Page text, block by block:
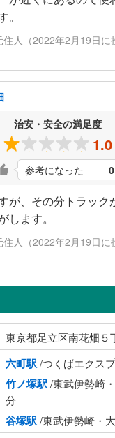
人（2022年2月19日に
治安・安全の満足度
1.0
参考になった 0
が、その分トラック
します。
人（2022年2月19日に
東京都足立区南花畑５
六町駅/つくばエクス
竹ノ塚駅/東武伊勢崎
分
谷塚駅/東武伊勢崎・